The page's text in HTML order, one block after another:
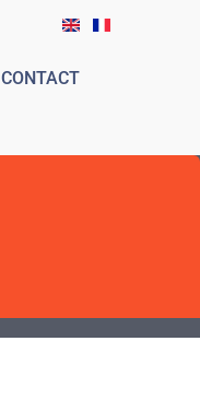
CONTACT